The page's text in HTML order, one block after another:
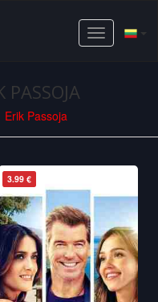
Toggle
navigation
PASSOJA
Erik Passoja
3.99 €